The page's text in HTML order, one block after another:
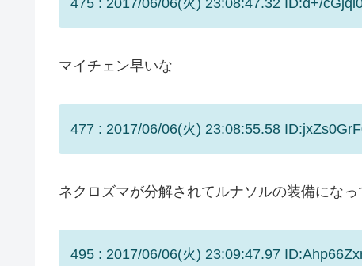
マイチェン早いな
477 : 2017/06/06(火) 23:08:55.58
ネクロズマが分解されてルナソルの装備になっ
495 : 2017/06/06(火) 23:09:47.97